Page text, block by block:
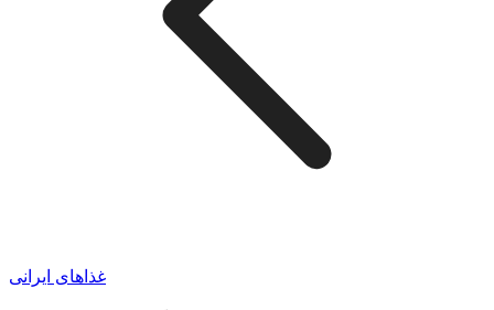
غذاهای ایرانی